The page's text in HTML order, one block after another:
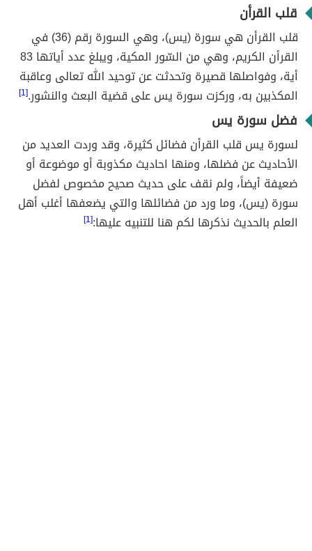
قلب القرأن
قلب القرأن هي سورة (يس)، وهي السورة رقم (36) في
القرأن الكريم، وهي من السّور المكية، ويبلغ عدد أياتها 83
أية، وفواصلها قصيرة وتحدثت عن توحيد الله تعالى وعاقبة
المكذبين به، وركزت سورة يس على قضية البعث والنشور.[1]
فضل سورة يس
لسورة يس قلب القرأن فضائل كثيرة، وقد وردت العديد من
الأحاديث عن فضلها، ومنها احاديث مكذوبة أو موضوعة أو
ضعيفة أيضاً، ولم نقف على حديث صحيح مخصوص لفضل
سورة (يس)، وما ورد من فضائلها والتي يضعفها أغلب أهل
العلم بالحديث نذكرها لكم هنا للتنبيه عليها:[1]